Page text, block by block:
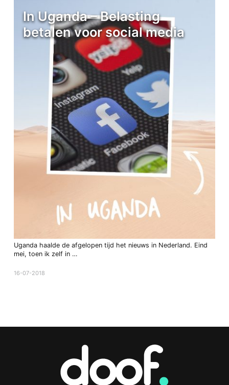
In Uganda – Belasting
betalen voor social media
Uganda haalde de afgelopen tijd het nieuws in Nederland. Eind
mei, toen ik zelf in …
16-07-2018